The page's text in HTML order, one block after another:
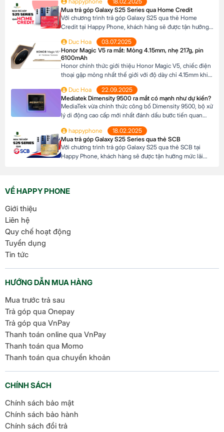
lựa chọn kỳ hạn trả góp từ 3 đến 12 tháng, phù hợp với
khả năng tài chính của mình. Mục […]
Mua trả góp Galaxy S25 Series qua Home Credit
Với chương trình trả góp Galaxy S25 qua thẻ Home
Credit tại Happy Phone, khách hàng sẽ được tận hưởng
mức lãi suất cực kỳ ưu đãi. Đặc biệt, khách hàng có thể
linh hoạt lựa chọn kỳ hạn trả góp từ 3 đến 12 tháng, phù
hợp với khả năng tài chính của mình. […]
Duc Hoa
03.07.2025
Honor Magic V5 ra mắt: Mỏng 4.15mm, nhẹ 217g, pin
6100mAh
Honor chính thức giới thiệu Honor Magic V5, chiếc điện
thoại gập mỏng nhất thế giới với độ dày chỉ 4.15mm khi
mở và 8.8mm khi gập (phiên bản Trắng Ngà). Với trọng
lượng 217g, pin dung lượng lớn 6100mAh và công nghệ
AI tiên tiến, Honor Magic V5 định nghĩa lại chuẩn mực
flagship […]
Duc Hoa
22.09.2025
Mediatek Dimensity 9500 ra mắt có mạnh như dự kiến?
MediaTek vừa chính thức công bố Dimensity 9500, bộ xử
lý di động cao cấp mới nhất đánh dấu bước tiến quan
trúc tiên tiến và các tối ưu hóa tập trung vào hiệu suất,
hiệu quả năng lượng cùng trí tuệ nhân tạo, Dimensity […]
happyphone
18.02.2025
Mua trả góp Galaxy S25 Series qua thẻ SCB
Với chương trình trả góp Galaxy S25 qua thẻ SCB tại
Happy Phone, khách hàng sẽ được tận hưởng mức lãi
VỀ HAPPY PHONE
Giới thiệu
Liên hệ
Quy chế hoạt động
Tuyển dụng
Tin tức
HƯỚNG DẪN MUA HÀNG
Mua trước trả sau
Trả góp qua Onepay
Trả góp qua VnPay
Thanh toán online qua VnPay
Thanh toán qua Momo
Thanh toán qua chuyển khoản
CHÍNH SÁCH
Chính sách bảo mật
Chính sách bảo hành
Chính sách đổi trả